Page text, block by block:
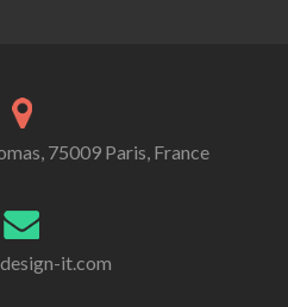
75009 Paris, France
it.com